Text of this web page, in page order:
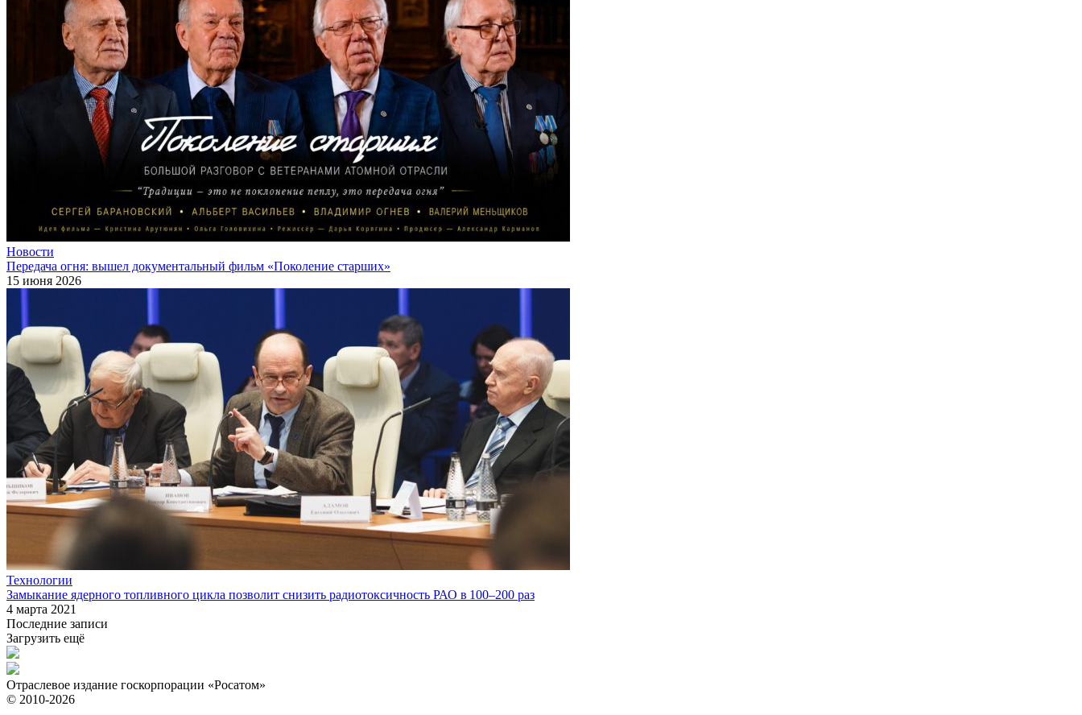
Новости
Передача огня: вышел документальный фильм «Поколение старших»
15 июня 2026
Технологии
Замыкание ядерного топливного цикла позволит снизить радиотоксичность РАО в 100–200 раз
4 марта 2021
Последние записи
Загрузить ещё
Отраслевое издание госкорпорации «Росатом»
© 2010-2026